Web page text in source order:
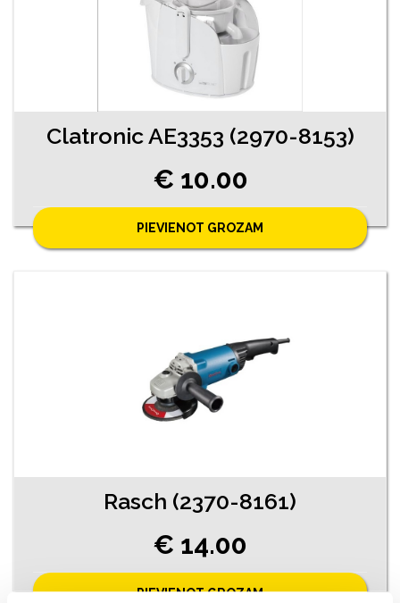
Clatronic AE3353 (2970-8153)
€ 10.00
PIEVIENOT GROZAM
Rasch (2370-8161)
€ 14.00
PIEVIENOT GROZAM